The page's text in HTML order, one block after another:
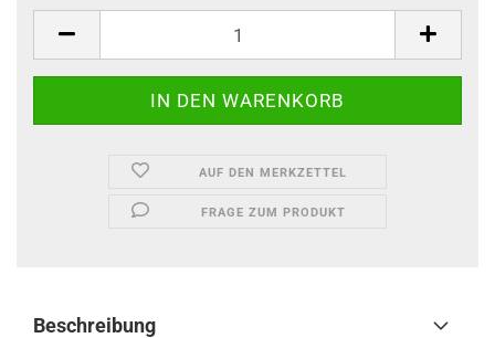
AUF DEN MERKZETTEL
FRAGE ZUM PRODUKT
Beschreibung